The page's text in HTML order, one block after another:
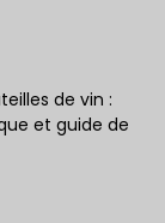
de vin :
et guide de